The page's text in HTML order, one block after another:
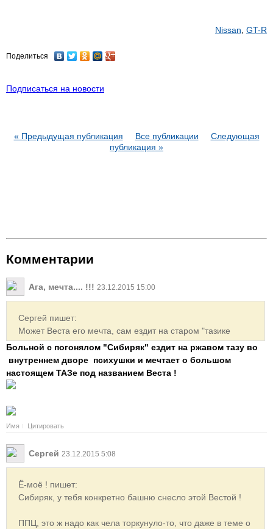
Nissan, GT-R
Поделиться
Подписаться на новости
« Предыдущая публикация Все публикации
Следующая
публикация »
Комментарии
Ага, мечта.... !!! 23.12.2015 15:00
Сергей пишет:
Может Веста его мечта, сам ездит на старом "тазике
Больной с погонялом "Сибиряк" ездит на ржавом тазу во
внутреннем дворе психушки и мечтает о большом
настоящем ТАЗе под названием Веста !
Имя Цитировать
Сергей 23.12.2015 5:08
Ё-моё ! пишет:
Сибиряк, у тебя конкретно башню снесло этой Вестой !
ППЦ, это ж надо как чела торкунуло-то, что даже в теме о